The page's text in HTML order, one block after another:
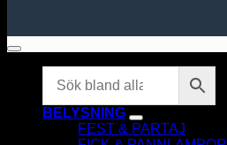
BELYSNING
FEST & PARTAJ